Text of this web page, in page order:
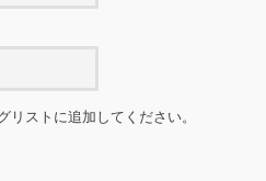
ストに追加してください。